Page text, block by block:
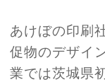
あけぼの印
促物のデザイ
業では茨城県